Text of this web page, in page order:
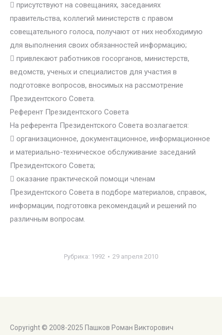
 присутствуют на совещаниях, заседаниях
правительства, коллегий министерств с правом
совещательного голоса, получают от них необходимую
для выполнения своих обязанностей информацию;
 привлекают работников госорганов, министерств,
ведомств, ученых и специалистов для участия в
подготовке вопросов, вносимых на рассмотрение
Президентского Совета.
Референт Президентского Совета
На референта Президентского Совета возлагается:
 организационное, документационное, информационное
и материально-техническое обслуживание заседаний
Президентского Совета;
 оказание практической помощи членам
Президентского Совета в подборе материалов, справок,
информации, подготовка рекомендаций и решений по
различным вопросам.
Рубрика: 1992 29 апреля 2010
Copyright © 2008-2025 Пашков Роман Викторович